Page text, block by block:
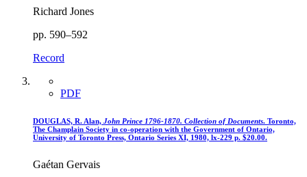
Richard Jones
pp. 590–592
Record
PDF
DOUGLAS, R. Alan, John Prince 1796-1870. Collection of Documents. Toronto,
The Champlain Society in co-operation with the Government of Ontario,
University of Toronto Press, Ontario Series XI, 1980, lx-229 p. $20.00.
Gaétan Gervais